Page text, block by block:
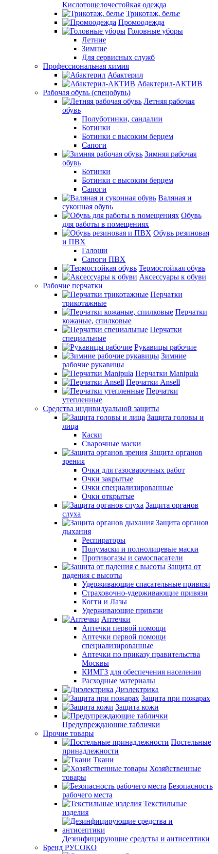
Кислотощелочестойкая одежда
Трикотаж, белье
Промоодежда
Головные уборы
Летние
Зимние
Для сервисных служб
Профессиональная химия
Абактерил
Абактерил-АКТИВ
Рабочая обувь (спецобувь)
Летняя рабочая
обувь
Полуботинки, сандалии
Ботинки
Ботинки с высоким берцем
Сапоги
Зимняя рабочая
обувь
Ботинки
Ботинки с высоким берцем
Сапоги
Валяная и
суконная обувь
Обувь
для работы в помещениях
Обувь резиновая
и ПВХ
Галоши
Сапоги ПВХ
Термостойкая обувь
Аксессуары к обуви
Рабочие перчатки
Перчатки
трикотажные
Перчатки
кожаные, спилковые
Перчатки
специальные
Рукавицы рабочие
Зимние
рабочие рукавицы
Перчатки Manipula
Перчатки Ansell
Перчатки
утепленные
Средства индивидуальной защиты
Защита головы и
лица
Каски
Сварочные маски
Защита органов
зрения
Очки для газосварочных работ
Очки закрытые
Очки специализированные
Очки открытые
Защита органов
слуха
Защита органов
дыхания
Респираторы
Полумаски и полнолицевые маски
Противогазы и самоспасатели
Защита от
падения с высоты
Удерживающие спасательные привязи
Страховочно-удерживающие привязи
Когти и Лазы
Удерживающие привязи
Аптечки
Аптечки первой помощи
Аптечки первой помощи
специализированные
Аптечки по приказу правительства
Москвы
КИМГЗ для обеспечения населения
Расходные материалы
Диэлектрика
Защита при пожарах
Защита кожи
Предупреждающие таблички
Прочие товары
Постельные
принадлежности
Ткани
Хозяйственные
товары
Безопасность
рабочего места
Текстильные
изделия
Дезинфицирующие средства и антисептики
Бренд РУСОКО